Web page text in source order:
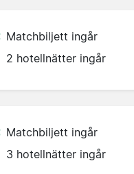
Matchbiljett ingår
2 hotellnätter ingår
Matchbiljett ingår
3 hotellnätter ingår